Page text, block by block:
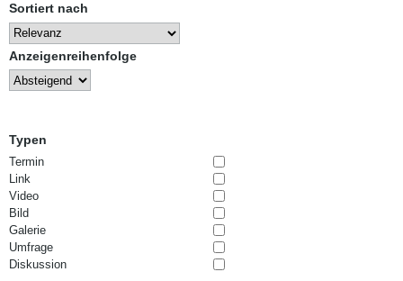
Sortiert nach
Anzeigenreihenfolge
Typen
Termin
Link
Video
Bild
Galerie
Umfrage
Diskussion